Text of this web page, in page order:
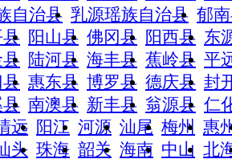
自治县 乳源瑶族自治县 郁
阳山县 佛冈县 阳西县 东
陆河县 海丰县 蕉岭县 平
县 惠东县 博罗县 德庆县 封
南澳县 新丰县 翁源县 仁
远 阳江 河源 汕尾 梅州 惠
头 珠海 韶关 海南 中山 北